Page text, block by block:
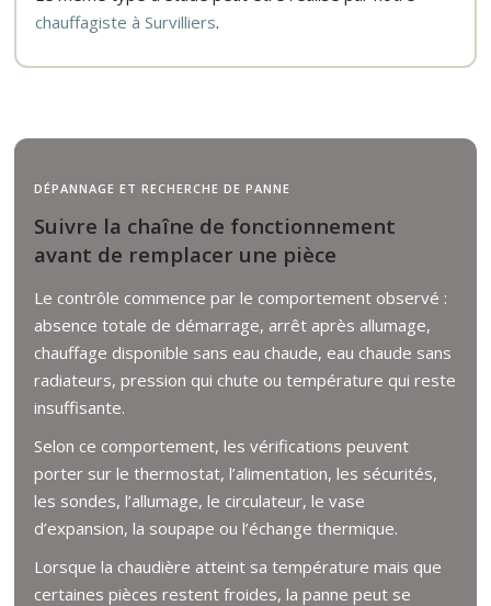
chauffagiste à Survilliers.
DÉPANNAGE ET RECHERCHE DE PANNE
Suivre la chaîne de fonctionnement
avant de remplacer une pièce
Le contrôle commence par le comportement observé :
absence totale de démarrage, arrêt après allumage,
chauffage disponible sans eau chaude, eau chaude sans
radiateurs, pression qui chute ou température qui reste
insuffisante.
Selon ce comportement, les vérifications peuvent
porter sur le thermostat, l’alimentation, les sécurités,
les sondes, l’allumage, le circulateur, le vase
d’expansion, la soupape ou l’échange thermique.
Lorsque la chaudière atteint sa température mais que
certaines pièces restent froides, la panne peut se